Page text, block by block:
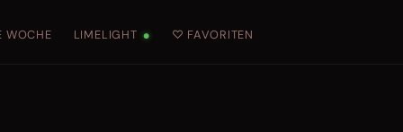
WOCHE LIMELIGHT ● ♡ FAVORITEN